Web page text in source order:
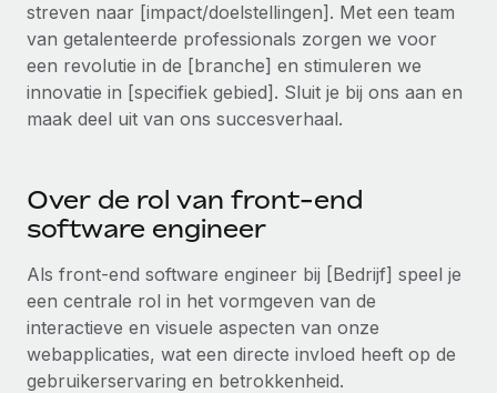
Achtergrondonderzoek
Vereenvoudig het screeningsproces van
kandidaten
Compliance Watchtower
Apparaatbeheer
Lever en track wereldwijd IT-middelen
Entiteiten oprichten
Stel snel compliant entiteiten op
Mobiliteit en overplaatsing
Plaats werknemers moeiteloos over
CASESTUDY'S
Support
Alle bronnen bekijken
EOR en PEO
Contractor Management
Belastingen
Naar de blog
streven naar [impact/doelstellingen]. Met een team
van getalenteerde professionals zorgen we voor
een revolutie in de [branche] en stimuleren we
innovatie in [specifiek gebied]. Sluit je bij ons aan en
maak deel uit van ons succesverhaal.
Over de rol van front-end
software engineer
Als front-end software engineer bij [Bedrijf] speel je
een centrale rol in het vormgeven van de
interactieve en visuele aspecten van onze
webapplicaties, wat een directe invloed heeft op de
gebruikerservaring en betrokkenheid.